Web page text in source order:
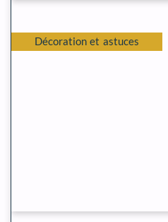
Décoration et astuces